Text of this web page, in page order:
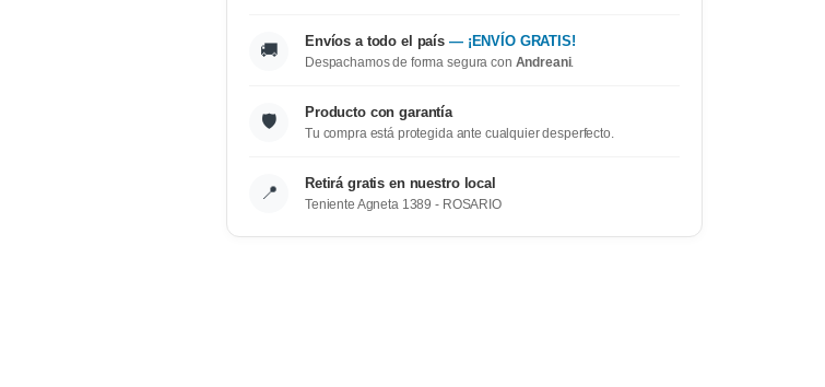
🚚 Envíos a todo el país — ¡ENVÍO GRATIS!
Despachamos de forma segura con Andreani.
🛡️ Producto con garantía
Tu compra está protegida ante cualquier desperfecto.
📍 Retirá gratis en nuestro local
Teniente Agneta 1389 - ROSARIO